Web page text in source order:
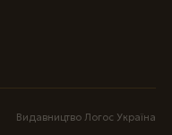
Видавництво Логос Україна